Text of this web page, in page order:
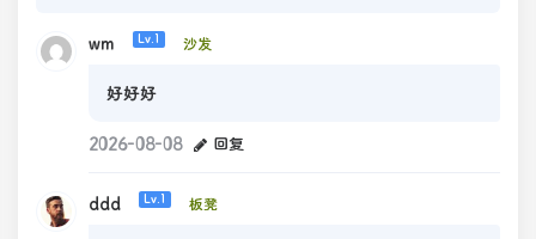
wm Lv.1 沙发
好好好
2026-08-08 回复
ddd Lv.1 板凳